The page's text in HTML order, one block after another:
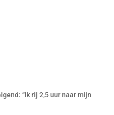
“Ik rij 2,5 uur naar mijn